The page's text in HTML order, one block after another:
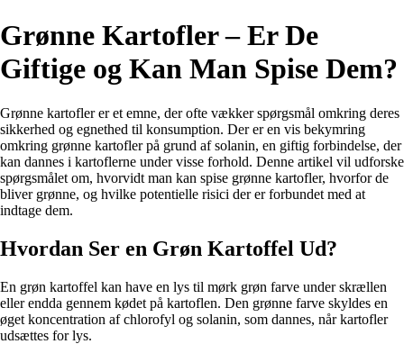
Grønne Kartofler – Er De
Giftige og Kan Man Spise Dem?
Grønne kartofler er et emne, der ofte vækker spørgsmål omkring deres
sikkerhed og egnethed til konsumption. Der er en vis bekymring
omkring grønne kartofler på grund af solanin, en giftig forbindelse, der
kan dannes i kartoflerne under visse forhold. Denne artikel vil udforske
spørgsmålet om, hvorvidt man kan spise grønne kartofler, hvorfor de
bliver grønne, og hvilke potentielle risici der er forbundet med at
indtage dem.
Hvordan Ser en Grøn Kartoffel Ud?
En grøn kartoffel kan have en lys til mørk grøn farve under skrællen
eller endda gennem kødet på kartoflen. Den grønne farve skyldes en
øget koncentration af chlorofyl og solanin, som dannes, når kartofler
udsættes for lys.